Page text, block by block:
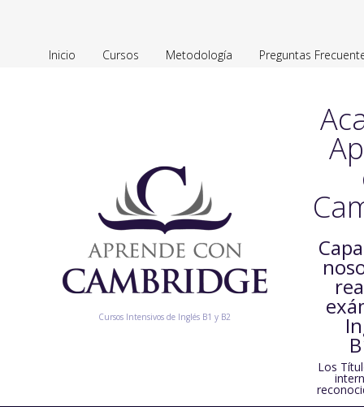
Inicio Cursos Metodología Preguntas
Cursos Intensivos de Inglés B1 y B2
Los